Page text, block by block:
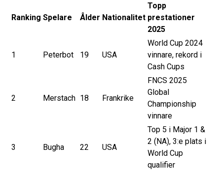
Ranking Spelare Ålder Nationalitet
Topp
prestationer
2025
1 Peterbot 19 USA
World Cup 2024
vinnare, rekord i
Cash Cups
2 Merstach 18 Frankrike
FNCS 2025
Global
Championship
vinnare
3 Bugha 22 USA
Top 5 i Major 1 &
2 (NA), 3:e plats i
World Cup
qualifier